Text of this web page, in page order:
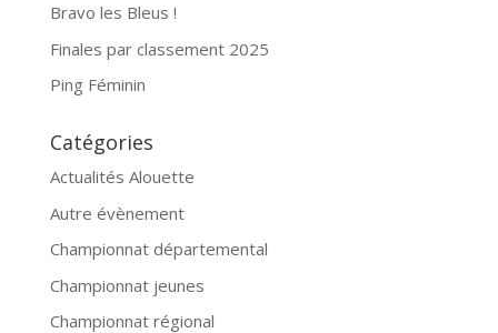
Bravo les Bleus !
Finales par classement 2025
Ping Féminin
Catégories
Actualités Alouette
Autre évènement
Championnat départemental
Championnat jeunes
Championnat régional